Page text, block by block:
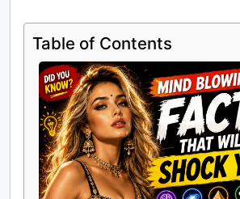
Table of Contents